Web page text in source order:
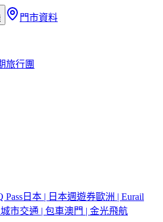
門市資料
旅行團
Pass 日本 | 日本週遊券歐洲 | Eurail
城市交通 | 包車澳門 | 金光飛航